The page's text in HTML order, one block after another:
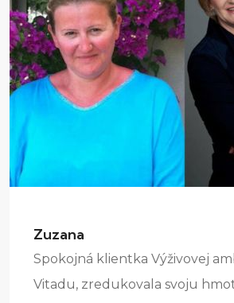
Zuzana
Spokojná klientka Výživovej
Vitadu, zredukovala svoju